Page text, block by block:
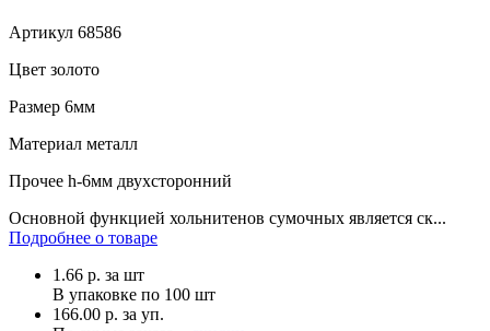
Артикул 68586
Цвет золото
Размер 6мм
Материал металл
Прочее h-6мм двухсторонний
Основной функцией хольнитенов сумочных является ск...
Подробнее о товаре
1.66 р. за шт
В упаковке по 100 шт
166.00 р. за уп.